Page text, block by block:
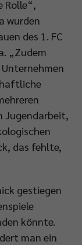
Rolle“,
wurden
des 1. FC
„Zudem
Jugendarbeit,
das fehlte,
gestiegen
könnte.
man ein